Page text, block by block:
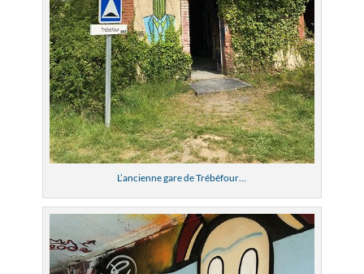
L’ancienne gare de Trébéfour…